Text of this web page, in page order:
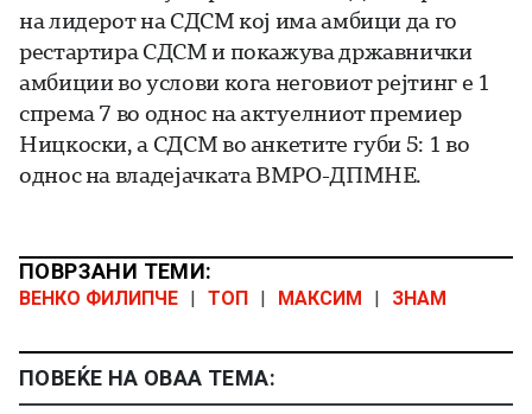
на лидерот на СДСМ кој има амбици да го
рестартира СДСМ и покажува државнички
амбиции во услови кога неговиот рејтинг е 1
спрема 7 во однос на актуелниот премиер
Ницкоски, а СДСМ во анкетите губи 5: 1 во
однос на владејачката ВМРО-ДПМНЕ.
ПОВРЗАНИ ТЕМИ:
ВЕНКО ФИЛИПЧЕ ТОП МАКСИМ ЗНАМ
ПОВЕЌЕ НА ОВАА ТЕМА: